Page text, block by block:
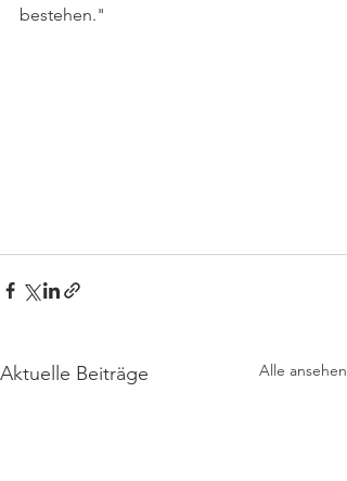
bestehen."
Aktuelle Beiträge Alle ansehen